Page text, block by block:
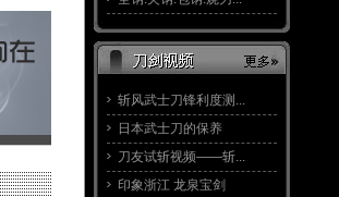
斩风武士刀锋利度测...
日本武士刀的保养
刀友试斩视频——斩...
印象浙江 龙泉宝剑